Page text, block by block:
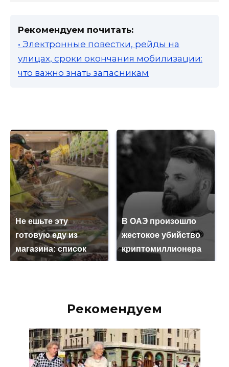
Рекомендуем почитать:
• Электронные повестки, рейды на
улицах, сроки окончания мобилизации:
что важно знать запасникам
Не ешьте эту
готовую еду из
магазина: список
В ОАЭ произошло
жестокое убийство
криптомиллионера
Рекомендуем